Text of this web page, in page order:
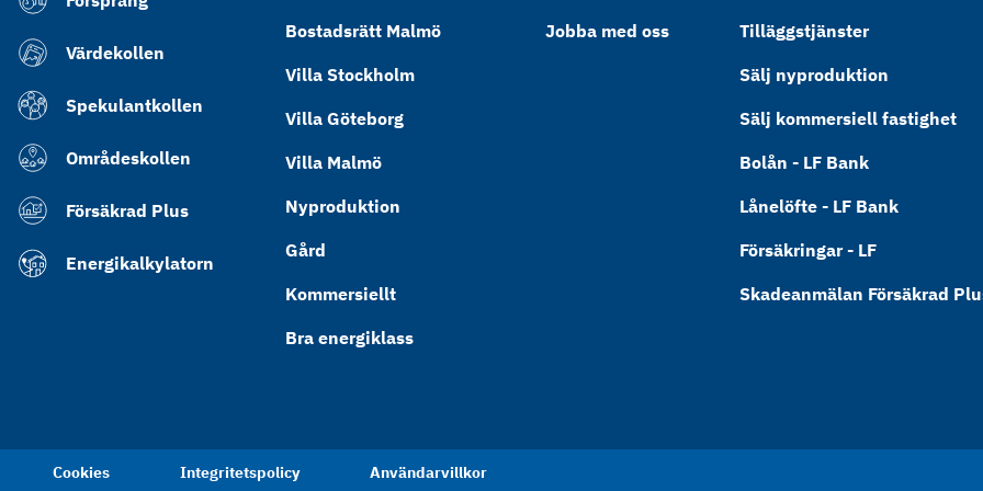
Värdekollen
Spekulantkollen
Områdeskollen
Försäkrad Plus
Energikalkylatorn
Bostadsrätt Malmö
Villa Stockholm
Villa Göteborg
Villa Malmö
Nyproduktion
Gård
Kommersiellt
Bra energiklass
Jobba med oss
Tilläggstjänster
Sälj nyproduktion
Sälj kommersiell fastighet
Bolån - LF Bank
Lånelöfte - LF Bank
Försäkringar - LF
Skadeanmälan Försäkrad
Cookies Integritetspolicy Användarvillkor